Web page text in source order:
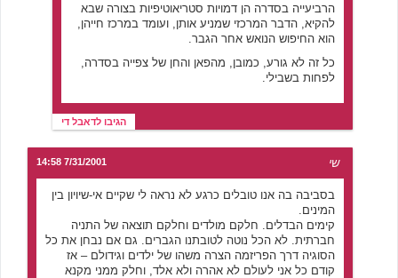
הרביעייה בסדרה הן דמויות סטריאוטיפיות בצורה שבא
להקיא, הדבר המרכזי שמניע אותן, ועומד במרכז חייהן,
הוא החיפוש הנואש אחר הגבר.
כל זה לא גורע, כמובן, מהפאן והחן של צפייה בסדרה,
לפחות בשבילי.
הגיבו לדאבל די
שי 7/31/2001 14:58
בסביבה בה אנו טובלים כרגע לא נראה לי שקיים אי-שיויון בין
המינים.
קימים הבדלים. חלקם מולדים וחלקם תוצאה של התניה
חברתית. לא הכל נוטה לטובתנו הגברים. גם אם נבחן את כל
הסוגיה דרך הפריזמה הצרה משהו של ילדים וגידולם – אז
קודם כל אני לעולם לא אהרה ולא אלד, וחלק ממני מקנא